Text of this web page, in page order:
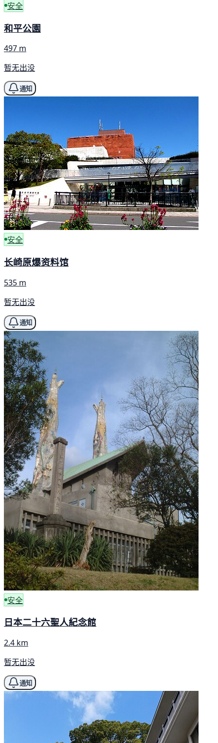
安全
和平公園
497 m
暂无出没
通知
安全
长崎原爆资料馆
535 m
暂无出没
通知
安全
日本二十六聖人紀念館
2.4 km
暂无出没
通知